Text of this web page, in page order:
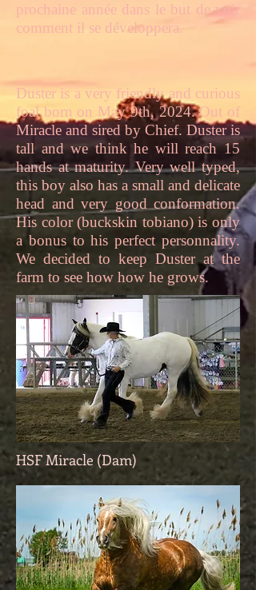
prochaine année dans le but de voir
comment il se développera.
Duster is a very friendly and curious
foal born on May 9th, 2024. Out of
Miracle and sired by Chief. Duster is
tall and we think he will reach 15
hands at maturity. Very well typed,
this boy also has a small and delicate
head and very good conformation.
His color (buckskin tobiano) is only
a bonus to his perfect personnality.
We decided to keep Duster at the
farm to see how how he grows.
HSF Miracle (Dam)